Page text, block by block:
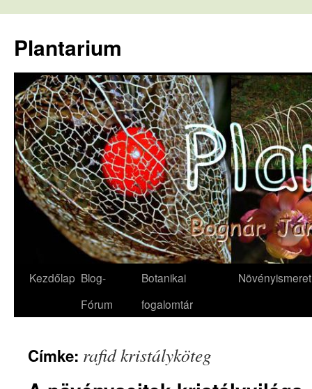
tartalomba
Plantarium
Kezdőlap Blog-
Fórum
Botanikai
fogalomtár
Növényismeret
Címke: rafid kristályköteg